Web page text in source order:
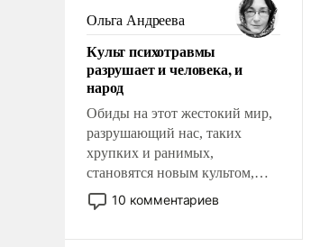
и ее реализация радикально
поднимет наши боевые
возможности.
Ольга Андреева
Культ психотравмы
разрушает и человека, и
народ
Обиды на этот жестокий мир,
разрушающий нас, таких
хрупких и ранимых,
становятся новым культом,
постепенно вытесняя и
отменяя традиционное
10 комментариев